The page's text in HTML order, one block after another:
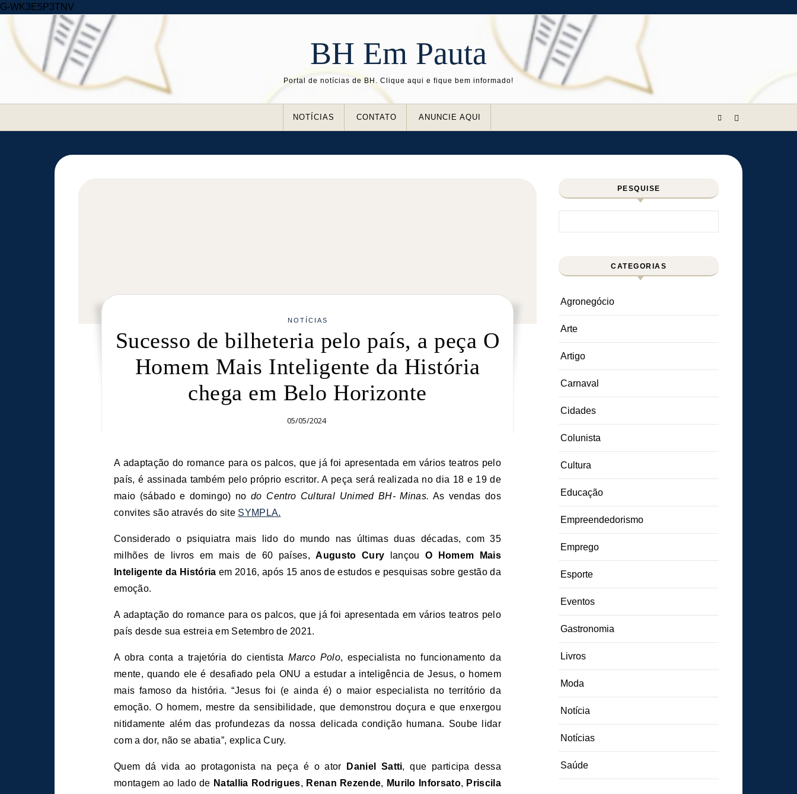
G-WK3E5P3TNVSkip to content
BH Em Pauta
Portal de notícias de BH. Clique aqui e fique bem informado!
NOTÍCIAS CONTATO ANUNCIE AQUI
NOTÍCIAS
Sucesso de bilheteria pelo país, a peça O
Homem Mais Inteligente da História
chega em Belo Horizonte
05/05/2024
A adaptação do romance para os palcos, que já foi apresentada em vários teatros pelo
país, é assinada também pelo próprio escritor. A peça será realizada no dia 18 e 19 de
maio (sábado e domingo) nodo Centro Cultural Unimed BH- Minas. As vendas dos
convites são através do site SYMPLA.
Considerado o psiquiatra mais lido do mundo nas últimas duas décadas, com 35
milhões de livros em mais de 60 países,Augusto Cury lançouO Homem Mais
Inteligente da História em 2016, após 15 anos de estudos e pesquisas sobre gestão da
emoção.
A adaptação do romance para os palcos, que já foi apresentada em vários teatros pelo
país desde sua estreia em Setembro de 2021.
A obra conta a trajetória do cientistaMarco Polo, especialista no funcionamento da
mente, quando ele é desafiado pela ONU a estudar a inteligência de Jesus, o homem
mais famoso da história. “Jesus foi (e ainda é) o maior especialista no território da
emoção. O homem, mestre da sensibilidade, que demonstrou doçura e que enxergou
nitidamente além das profundezas da nossa delicada condição humana. Soube lidar
com a dor, não se abatia”, explica Cury.
Quem dá vida ao protagonista na peça é o ator Daniel Satti, que participa dessa
montagem ao lado de Natallia Rodrigues, Renan Rezende, Murilo Inforsato, Priscila
PESQUISE
CATEGORIAS
Agronegócio
Arte
Artigo
Carnaval
Cidades
Colunista
Cultura
Educação
Empreendedorismo
Emprego
Esporte
Eventos
Gastronomia
Livros
Moda
Notícia
Notícias
Saúde